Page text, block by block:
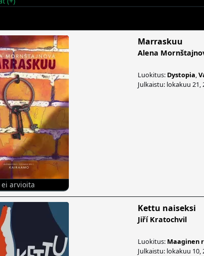
ei arvioita
Marraskuu
Alena
Luokitus: Dystopia,
Julkaistu: lokakuu 21,
Kettu naiseksi
Jiří Kratochvil
Luokitus: Maaginen
Julkaistu: lokakuu 10,